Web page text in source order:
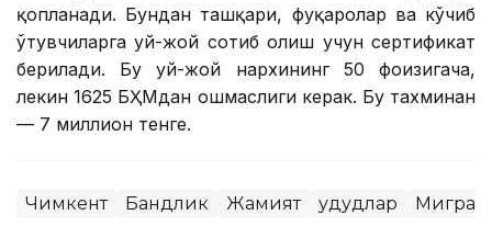
қопланади. Бундан ташқари, фуқаролар ва кўчиб
ўтувчиларга уй-жой сотиб олиш учун сертификат
берилади. Бу уй-жой нархининг 50 фоизигача,
лекин 1625 БҲМдан ошмаслиги керак. Бу тахминан
— 7 миллион тенге.
Чимкент Бандлик Жамият Ҳудудлар